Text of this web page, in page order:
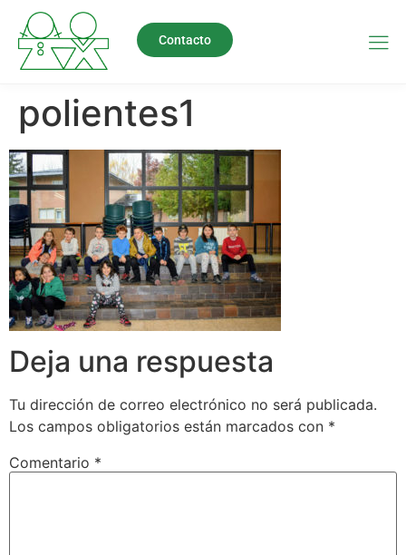
Contacto
polientes1
Deja una respuesta
Tu dirección de correo electrónico no será publicada.
Los campos obligatorios están marcados con *
Comentario *